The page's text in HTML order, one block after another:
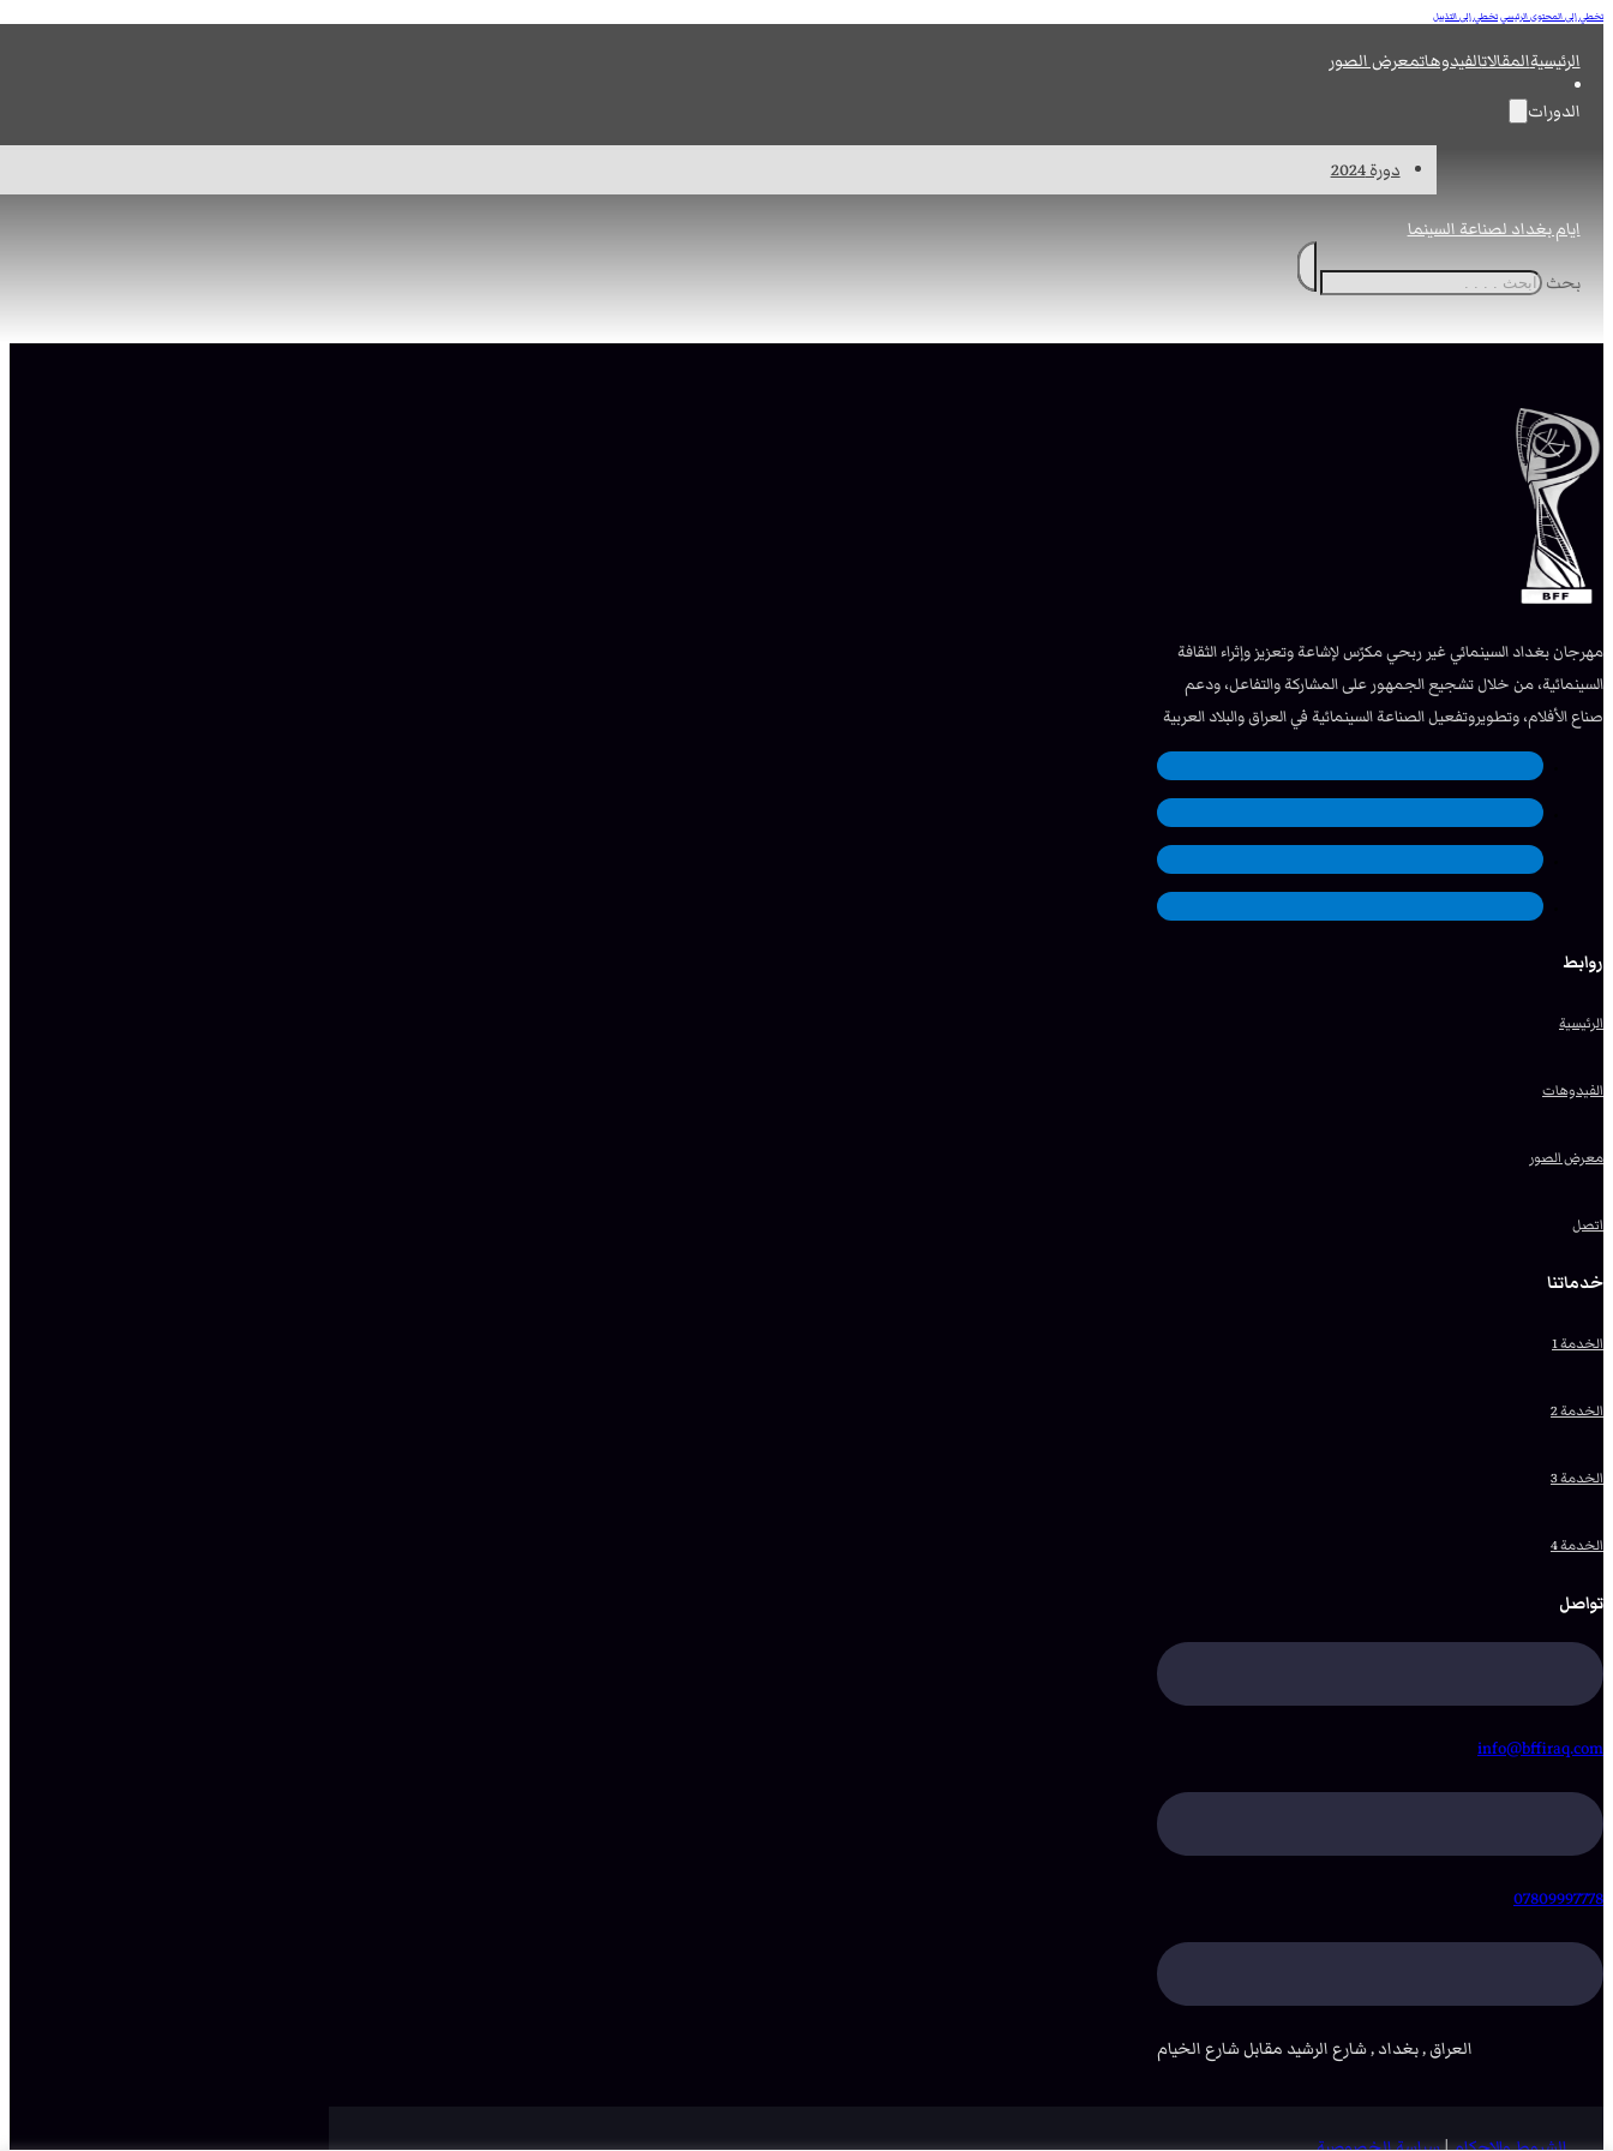
تخطي إلى المحتوى الرئيسيتخطي إلى التذييل
الرئيسيةالمقالاتالفيدوهاتمعرض الصور
الدورات
دورة 2024
ايام بغداد لصناعة السينما
بحث
مهرجان بغداد السينمائي غير ربحي مكرّس لإشاعة وتعزيز وإثراء الثقافة
السينمائية، من خلال تشجيع الجمهور على المشاركة والتفاعل، ودعم
صناع الأفلام، وتطويروتفعيل الصناعة السينمائية في العراق والبلاد العربية
روابط
الرئيسية
الفيدوهات
معرض الصور
اتصل
خدماتنا
الخدمة 1
الخدمة 2
الخدمة 3
الخدمة 4
تواصل
info@bffiraq.com
07809997778
العراق , بغداد , شارع الرشيد مقابل شارع الخيام